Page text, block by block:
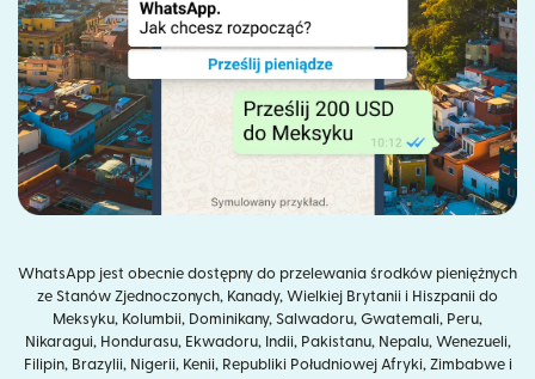
WhatsApp jest obecnie dostępny do przelewania środków pieniężnych
ze Stanów Zjednoczonych, Kanady, Wielkiej Brytanii i Hiszpanii do
Meksyku, Kolumbii, Dominikany, Salwadoru, Gwatemali, Peru,
Nikaragui, Hondurasu, Ekwadoru, Indii, Pakistanu, Nepalu, Wenezueli,
Filipin, Brazylii, Nigerii, Kenii, Republiki Południowej Afryki, Zimbabwe i